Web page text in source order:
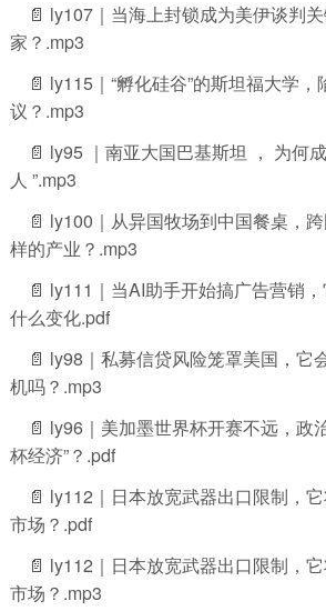
📄 ly107｜当海上封锁成为美伊谈判
家？.mp3
📄 ly115｜“孵化硅谷”的斯坦福大学，
议？.mp3
📄 ly95 ｜南亚大国巴基斯坦 ， 为何
人 ”.mp3
📄 ly100｜从异国牧场到中国餐桌，
样的产业？.mp3
📄 ly111｜当AI助手开始搞广告营销
什么变化.pdf
📄 ly98｜私募信贷风险笼罩美国，它
机吗？.mp3
📄 ly96｜美加墨世界杯开赛不远，政
杯经济”？.pdf
📄 ly112｜日本放宽武器出口限制，
市场？.pdf
📄 ly112｜日本放宽武器出口限制，
市场？.mp3